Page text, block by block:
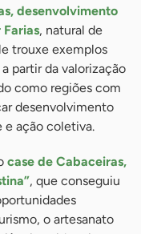
desenvolvimento
, natural de
trouxe exemplos
partir da valorização
como regiões com
desenvolvimento
e ação coletiva.
case de Cabaceiras,
, que conseguiu
o artesanato